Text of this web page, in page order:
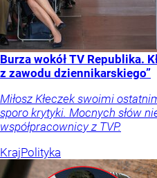
Burza wokół TV Republika.
z zawodu dziennikarskiego”
Miłosz Kłeczek swoimi
sporo krytyki. Mocnych słów
współpracownicy z TVP.
KrajPolityka